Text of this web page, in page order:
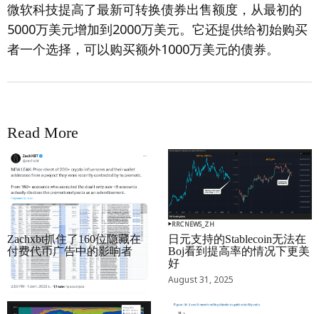
微软科技提高了最新可转换债券出售额度，从最初的
5000万美元增加到2000万美元。它还提供给初始购买
者一个选择，可以购买额外1000万美元的债券。
Read More
RRCNEWS_ZH
Zachxbt抓住了160位隐藏在
付费代币广告中的影响者
September 01, 2025
RRCNEWS_ZH
日元支持的Stablecoin无法在
Boj看到提高率的情况下更美
好
August 31, 2025